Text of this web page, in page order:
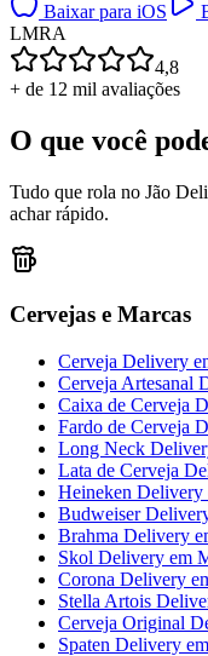
Baixar para iOS
LMRA
4,8
+ de 12 mil avaliações
O que você
Tudo que rola no Jão
achar rápido.
Cervejas e Marcas
Cerveja Delivery
Cerveja Artesanal
Caixa de Cerveja
Fardo de Cerveja
Long Neck
Lata de Cerveja
Heineken Delivery
Budweiser
Brahma Delivery
Skol Delivery em
Corona Delivery
Stella Artois
Cerveja Original
Spaten Delivery em